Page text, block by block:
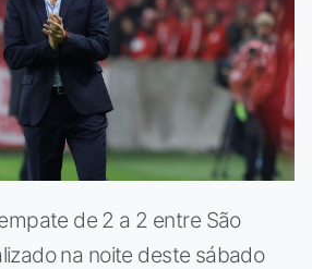
de 2 a 2 entre São
na noite deste sábado